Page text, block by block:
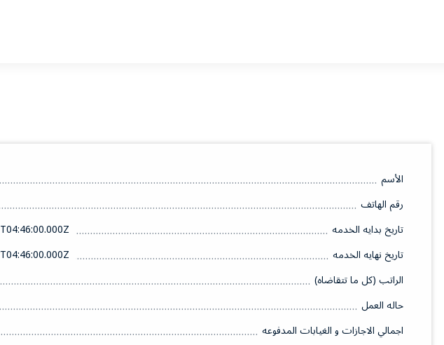
الأسم
رقم الهاتف
تاريخ بدايه الخدمه
تاريخ نهايه الخدمه
الراتب (كل ما تتقاضاه)
حاله العمل
اجمالي الاجازات و الغيابات المدفوعه